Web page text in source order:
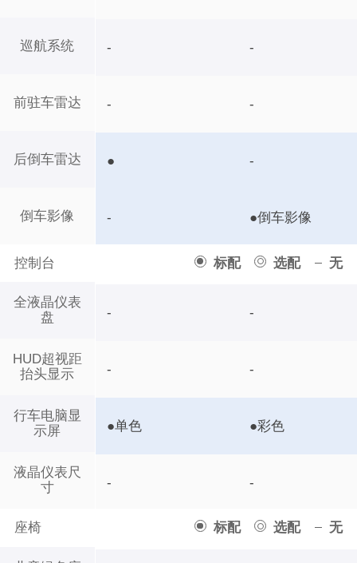
巡航系统
前驻车雷达
后倒车雷达
倒车影像
控制台 标配 选配 无
全液晶仪表
盘
HUD超视距
抬头显示
行车电脑显
示屏
液晶仪表尺
寸
座椅 标配 选配 无
- -
- -
● -
- ●倒车影像
- -
- -
●单色 ●彩色
- -